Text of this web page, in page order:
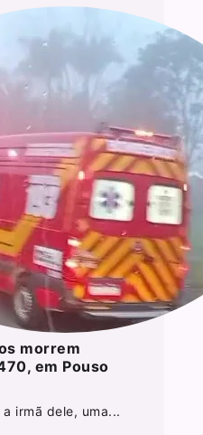
morrem
em Pouso
irmã dele, uma...